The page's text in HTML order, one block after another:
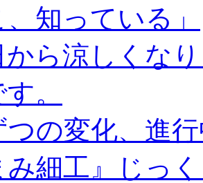
、知っている」
から涼しくな
。
つの変化、進
み細工』じっ